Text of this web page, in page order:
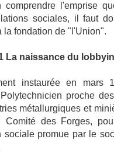
comprendre l'emprise
sociales, il faut
la fondation de "l'Union".
La naissance du
instaurée en mars
proche
métallurgiques et
Comité des Forges,
sociale promue par le